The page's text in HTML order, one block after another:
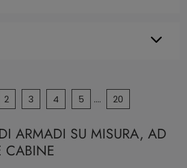
2 3 4 5 .... 20
ARMADI SU MISURA, AD